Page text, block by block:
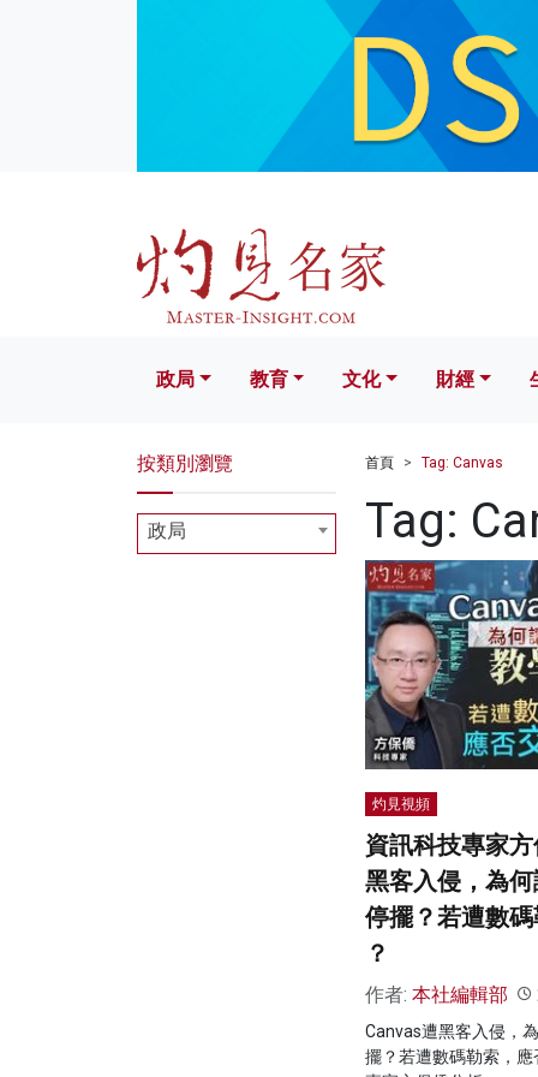
文化 財經 生活
政局 教育 文化 財經
首頁 Tag: Canvas
Tag:
灼見視頻
資訊科技專家
黑客入侵，為
停擺？若遭數
？
作者: 本社編輯部
Canvas遭黑客入侵，
擺？若遭數碼勒索，
按類別瀏覽
政局